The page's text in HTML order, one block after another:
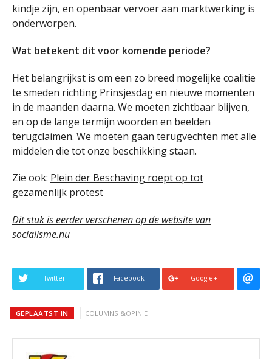
kindje zijn, en openbaar vervoer aan marktwerking is
onderworpen.
Wat betekent dit voor komende periode?
Het belangrijkst is om een zo breed mogelijke coalitie
te smeden richting Prinsjesdag en nieuwe momenten
in de maanden daarna. We moeten zichtbaar blijven,
en op de lange termijn woorden en beelden
terugclaimen. We moeten gaan terugvechten met alle
middelen die tot onze beschikking staan.
Zie ook: Plein der Beschaving roept op tot
gezamenlijk protest
Dit stuk is eerder verschenen op de website van
socialisme.nu
Twitter Facebook Google+
GEPLAATST IN COLUMNS &OPINIE